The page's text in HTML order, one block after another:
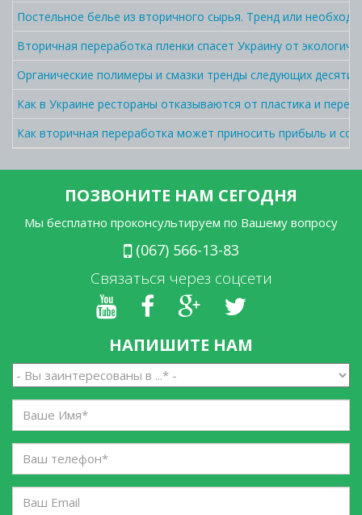
Постельное белье из вторичного сырья. Тренд или
Вторичная переработка пленки спасет Украину от
Органические полимеры и смазки тренды следующих
Как в Украине рестораны отказываются от пластика и
Как вторичная переработка может приносить прибыль и
ПОЗВОНИТЕ НАМ СЕГОДНЯ
Мы бесплатно проконсультируем по Вашему вопросу
(067) 566-13-83
Связаться через соцсети
НАПИШИТЕ НАМ
заинтересованы
в
*
*
*